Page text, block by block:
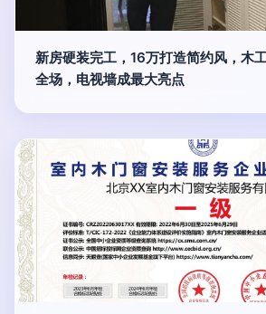
新房硬装完工，16万打造简约风，木
全场，电视墙成最大亮点